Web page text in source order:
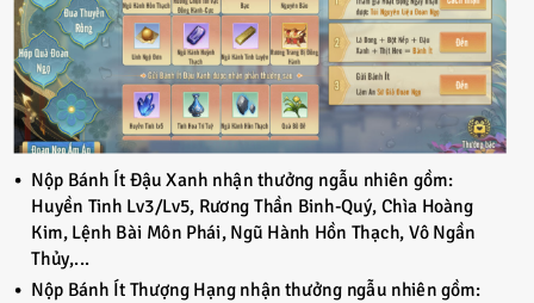
Nộp Bánh Ít Đậu Xanh nhận thưởng ngẫu nhiên gồm:
Huyền Tinh Lv3/Lv5, Rương Thần Binh-Quý, Chìa Hoàng
Kim, Lệnh Bài Môn Phái, Ngũ Hành Hồn Thạch, Vô Ngần
Thủy,...
Nộp Bánh Ít Thượng Hạng nhận thưởng ngẫu nhiên gồm: